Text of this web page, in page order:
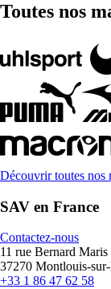
Toutes nos
Découvrir toutes nos
SAV en France
Contactez-nous
11 rue Bernard Maris
37270 Montlouis-
+33 1 86 47 62 58